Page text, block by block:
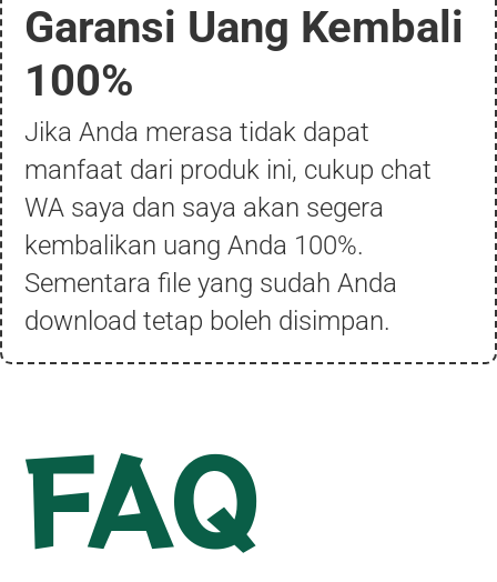
Garansi Uang Kembali
100%
Jika Anda merasa tidak dapat
manfaat dari produk ini, cukup chat
WA saya dan saya akan segera
kembalikan uang Anda 100%.
Sementara file yang sudah Anda
download tetap boleh disimpan.
FAQ